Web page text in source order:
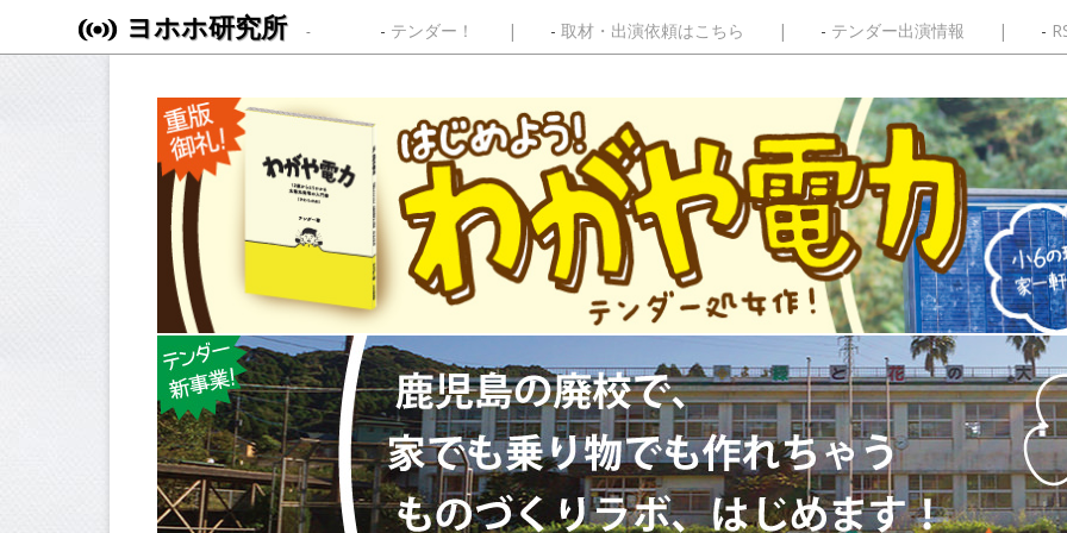
ヨホホ研究所 Skip to contentテンダー！ 取材・出演依頼はこちら テンダー出演情報